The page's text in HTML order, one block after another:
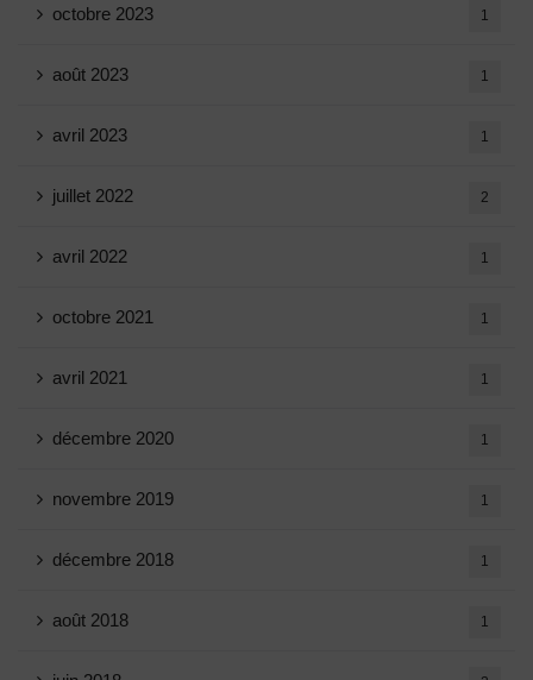
octobre 2023 1
août 2023 1
avril 2023 1
juillet 2022 2
avril 2022 1
octobre 2021 1
avril 2021 1
décembre 2020 1
novembre 2019 1
décembre 2018 1
août 2018 1